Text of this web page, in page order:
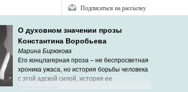
Подписаться на рассылку
О духовном значении прозы
Константина Воробьева
Марина Бирюкова
Его концлагерная проза – не беспросветная
хроника ужаса, но история борьбы человека
с этой адской силой, история ее
преодоления.